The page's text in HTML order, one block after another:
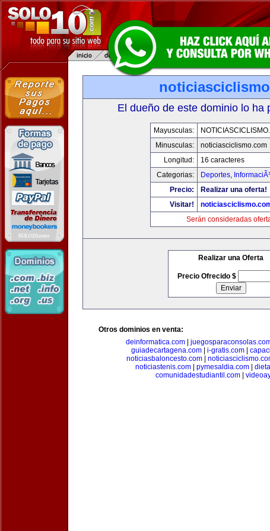
El dueño de este dominio lo ha
Mayusculas:
Minusculas:
noticiasciclismo.com
Longitud:
16 caracteres
Categorias:
Deportes,
Precio:
Realizar una oferta!
Visitar!
Serán consideradas
Realizar una Oferta
Precio Ofrecido $
Otros dominios en venta:
deinformatica.com
guiadecartagena.com| i-gratis.com|
noticiasbaloncesto.com
noticiastenis.com
pymesaldia.com
comunidadestudiantil.com